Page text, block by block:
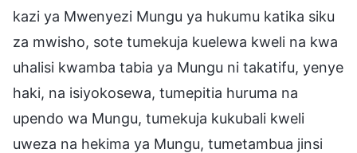
kazi ya Mwenyezi Mungu ya hukumu katika siku
za mwisho, sote tumekuja kuelewa kweli na kwa
uhalisi kwamba tabia ya Mungu ni takatifu, yenye
haki, na isiyokosewa, tumepitia huruma na
upendo wa Mungu, tumekuja kukubali kweli
uweza na hekima ya Mungu, tumetambua jinsi